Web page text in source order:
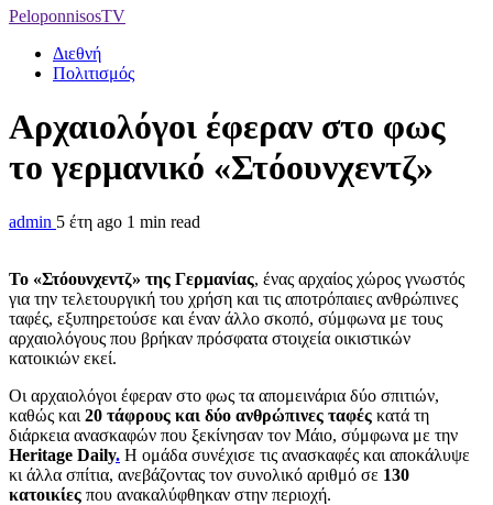
PeloponnisosTV
Διεθνή
Πολιτισμός
Αρχαιολόγοι έφεραν στο φως
το γερμανικό «Στόουνχεντζ»
admin 5 έτη ago 1 min read
Το «Στόουνχεντζ» της Γερμανίας, ένας αρχαίος χώρος γνωστός
για την τελετουργική του χρήση και τις αποτρόπαιες ανθρώπινες
ταφές, εξυπηρετούσε και έναν άλλο σκοπό, σύμφωνα με τους
αρχαιολόγους που βρήκαν πρόσφατα στοιχεία οικιστικών
κατοικιών εκεί.
Οι αρχαιολόγοι έφεραν στο φως τα απομεινάρια δύο σπιτιών,
καθώς και 20 τάφρους και δύο ανθρώπινες ταφές κατά τη
διάρκεια ανασκαφών που ξεκίνησαν τον Μάιο, σύμφωνα με την
Heritage Daily. Η ομάδα συνέχισε τις ανασκαφές και αποκάλυψε
κι άλλα σπίτια, ανεβάζοντας τον συνολικό αριθμό σε 130
κατοικίες που ανακαλύφθηκαν στην περιοχή.